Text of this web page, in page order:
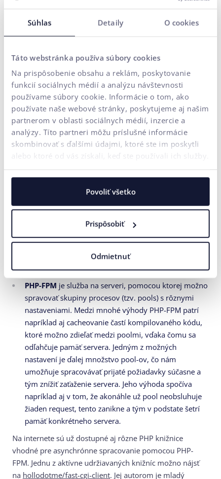
Súhlas Detaily O cookies
Táto webstránka používa súbory cookies
Na prispôsobenie obsahu a reklám, poskytovanie
funkcií sociálnych médií a analýzu návštevnosti
používame súbory cookie. Informácie o tom, ako
používate naše webové stránky, poskytujeme aj našim
partnerom v oblasti sociálnych médií, inzercie a
analýzy. Títo partneri môžu príslušné informácie
skombinovať s ďalšími údajmi, ktoré ste im poskytli
alebo ktoré od vás získali, keď ste používali ich služby.
Povoliť všetko
Prispôsobiť
Odmietnuť
zapotí. Čo sa s tým dá robiť a ako zachránime server pred
potenciálnym pretečením RAM či 100% vyťažením? Na
internete a patria medzi ne napríklad pthreads, pcntl
alebo Gearman.
Pthreadsje rozšírenie určené pre PHP a používané
pre beh multi-thread aplikácií. Pthreads však beží v cli
na serveri a nie je preto vhodné pre asynchrónne
spracovávanie.
Pcntl
je ďalšie z riešení, ktoré by potenciálne
prichádzalo do úvahy, dostupné je však len na ne-
dokáže spravovať paralelné spracovávanie procesov,
vďaka čomu možno dosiahnuť vyšší výkon a
rýchlejšie odozvy servera. Pre implementáciu je
zároveň potrebné mať ďalšie php knižnice,
komplexnejšiu infraštruktúru kódu a mnoho iných
nastavení na serveri. Z pohľadu funkcionality je to
dobrá voľba, existujú však aj iné riešenia.
PHP-FPM je služba na serveri, pomocou ktorej možno
spravovať skupiny procesov (tzv. pools) s rôznymi
nastaveniami. Medzi mnohé výhody PHP-FPM patrí
napríklad aj cacheovanie častí kompilovaného kódu,
ktoré možno zdieľať medzi poolmi, vďaka čomu sa
odľahčuje pamäť servera. Jedným z možných
nastavení je ďalej množstvo pool-ov, čo nám
umožňuje spracovávať prijaté požiadavky súčasne a
tým znížiť zaťaženie servera. Jeho výhoda spočíva
napríklad aj v tom, že akonáhle už pool neobsluhuje
žiaden request, tento zanikne a tým v podstate šetrí
pamäť konkrétneho servera.
Na internete sú už dostupné aj rôzne PHP knižnice
vhodné pre asynchrónne spracovanie pomocou PHP-
FPM. Jednu z aktívne udržiavaných knižníc možno nájsť
na hollodotme/fast-cgi-client. Jej autorom je mladý